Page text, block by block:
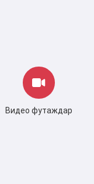
Видео футаждар